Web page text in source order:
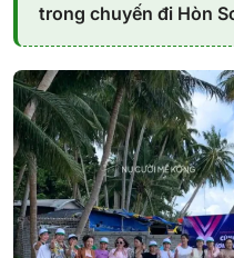
trong chuyến đi Hòn